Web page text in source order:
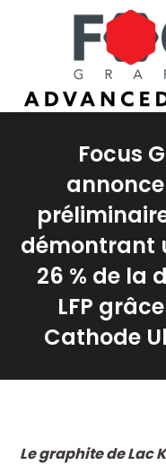
Focus
démontrant
26 % de la
LFP
Cathode
Le graphite de Lac